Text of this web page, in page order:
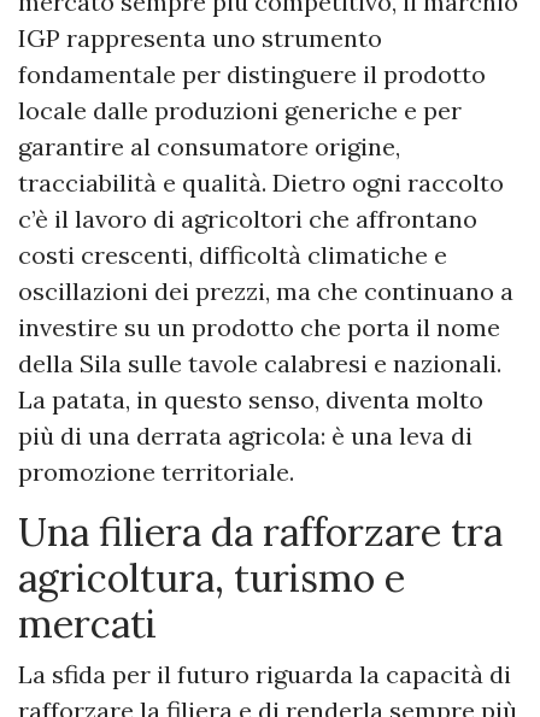
IGP rappresenta uno strumento
fondamentale per distinguere il prodotto
locale dalle produzioni generiche e per
garantire al consumatore origine,
tracciabilità e qualità. Dietro ogni raccolto
c’è il lavoro di agricoltori che affrontano
costi crescenti, difficoltà climatiche e
oscillazioni dei prezzi, ma che continuano a
investire su un prodotto che porta il nome
della Sila sulle tavole calabresi e nazionali.
La patata, in questo senso, diventa molto
più di una derrata agricola: è una leva di
promozione territoriale.
Una filiera da rafforzare tra
agricoltura, turismo e
mercati
La sfida per il futuro riguarda la capacità di
rafforzare la filiera e di renderla sempre più